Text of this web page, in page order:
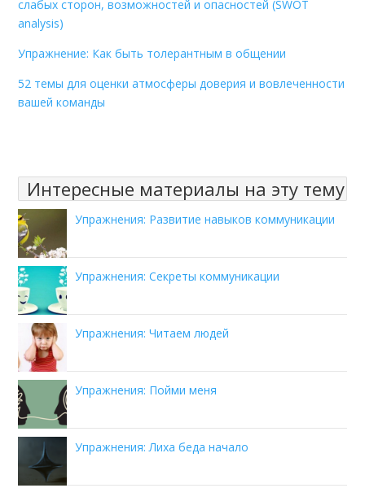
слабых сторон, возможностей и опасностей (SWOT
analysis)
Упражнение: Как быть толерантным в общении
52 темы для оценки атмосферы доверия и вовлеченности
вашей команды
Интересные материалы на эту тему
Упражнения: Развитие навыков коммуникации
Упражнения: Секреты коммуникации
Упражнения: Читаем людей
Упражнения: Пойми меня
Упражнения: Лиха беда начало